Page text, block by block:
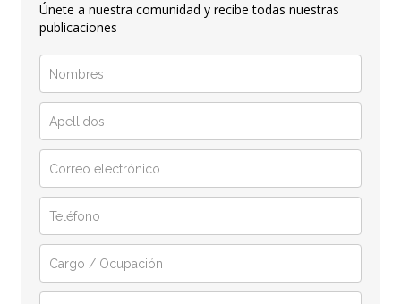
Únete a nuestra comunidad y recibe todas nuestras
publicaciones